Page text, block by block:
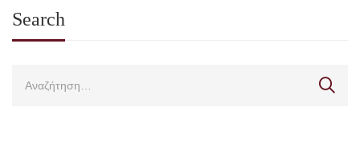
Search